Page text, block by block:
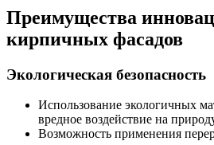
Преимущества
кирпичных фасадов
Экологическая безопасность
Использование экологичных
вредное воздействие на
Возможность применения